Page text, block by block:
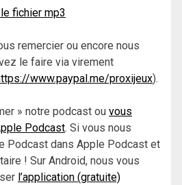
fichier mp3
remercier ou encore nous
le faire via virement
www.paypal.me/proxijeux).
» notre podcast ou vous
Podcast. Si vous nous
Podcast dans Apple Podcast et
! Sur Android, nous vous
l’application (gratuite)